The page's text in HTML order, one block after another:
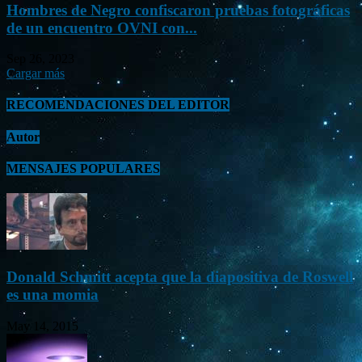
Hombres de Negro confiscaron pruebas fotográficas
de un encuentro OVNI con...
Cargar más
RECOMENDACIONES DEL EDITOR
Autor
MENSAJES POPULARES
Donald Schmitt acepta que la diapositiva de Roswell
es una momia
May 14, 2015